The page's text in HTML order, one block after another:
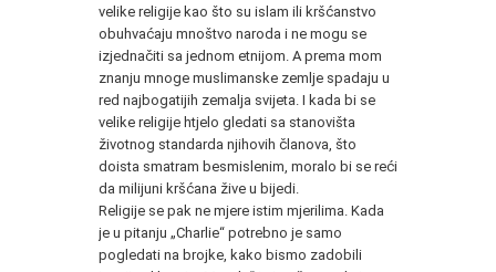
velike religije kao što su islam ili kršćanstvo
obuhvaćaju mnoštvo naroda i ne mogu se
izjednačiti sa jednom etnijom. A prema mom
znanju mnoge muslimanske zemlje spadaju u
red najbogatijih zemalja svijeta. I kada bi se
velike religije htjelo gledati sa stanovišta
životnog standarda njihovih članova, što
doista smatram besmislenim, moralo bi se reći
da milijuni kršćana žive u bijedi.
Religije se pak ne mjere istim mjerilima. Kada
je u pitanju „Charlie“ potrebno je samo
pogledati na brojke, kako bismo zadobili